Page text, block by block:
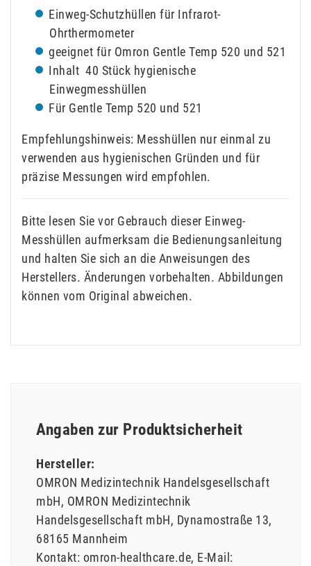
Einweg-Schutzhüllen für Infrarot-
Ohrthermometer
geeignet für Omron Gentle Temp 520 und 521
Inhalt 40 Stück hygienische
Einwegmesshüllen
Für Gentle Temp 520 und 521
Empfehlungshinweis: Messhüllen nur einmal zu
verwenden aus hygienischen Gründen und für
präzise Messungen wird empfohlen.
Bitte lesen Sie vor Gebrauch dieser Einweg-
Messhüllen aufmerksam die Bedienungsanleitung
und halten Sie sich an die Anweisungen des
Herstellers. Änderungen vorbehalten. Abbildungen
können vom Original abweichen.
Angaben zur Produktsicherheit
Hersteller:
OMRON Medizintechnik Handelsgesellschaft
mbH OMRON Medizintechnik
Handelsgesellschaft mbH Dynamostraße 13
68165 Mannheim
Kontakt: omron-healthcare.de E-Mail: